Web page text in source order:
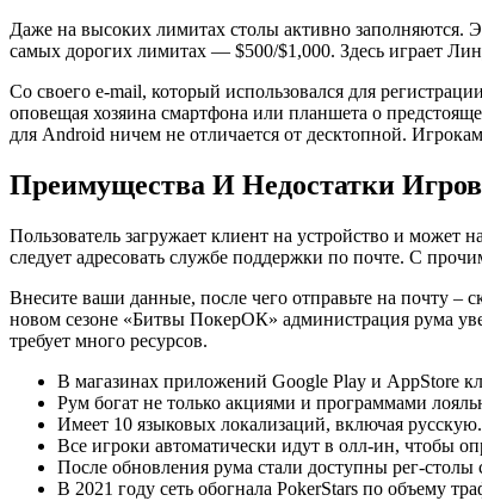
Даже на высоких лимитах столы активно заполняются.
самых дорогих лимитах — $500/$1,000. Здесь играет
Со своего e-mail, который использовался для
оповещая хозяина смартфона или планшета о
для Android ничем не отличается от десктопной.
Преимущества И Недостатки
Пользователь загружает клиент на устройство и может
следует адресовать службе поддержки по почте. С
Внесите ваши данные, после чего отправьте на почту –
новом сезоне «Битвы ПокерОК» администрация рума
требует много ресурсов.
В магазинах приложений Google Play и AppStore
Рум богат не только акциями и программами
Имеет 10 языковых локализаций, включая русскую.
Все игроки автоматически идут в олл-ин, чтобы
После обновления рума стали доступны рег-столы
В 2021 году сеть обогнала PokerStars по объему